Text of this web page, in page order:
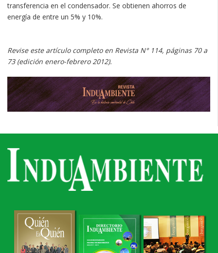
transferencia en el condensador. Se obtienen ahorros de
energía de entre un 5% y 10%.
Revise este artículo completo en Revista N° 114, páginas 70 a
73 (edición enero-febrero 2012).